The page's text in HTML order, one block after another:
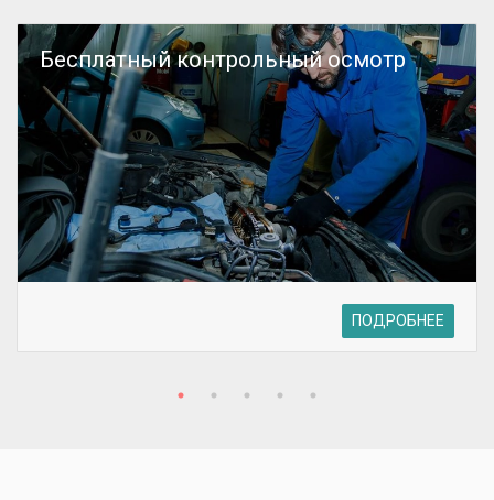
Бесплатный контрольный осмотр
ПОДРОБНЕЕ